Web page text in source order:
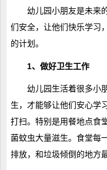
幼儿园小朋友是未来
们安全，让他们快乐学习
的计划。
1、做好卫生工作
幼儿园生活着很多小
生，才能够让他们安心学
打扫。特别是用餐地点食
菌蚊虫大量滋生。食堂每
排放，和垃圾倾倒的地方